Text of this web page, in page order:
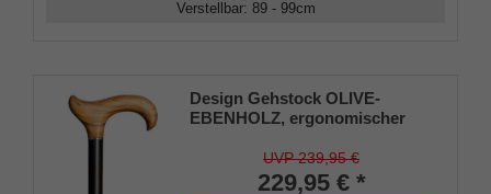
Verstellbar: 89 - 99cm
Design Gehstock OLIVE-
EBENHOLZ, ergonomischer
Stock aus feinem Ebenholz,
handpoliert und geölt, inkl.
UVP 239,95 €
229,95 € *